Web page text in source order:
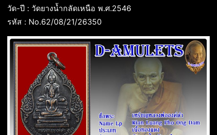
วัด-ปี : วัดยางน้ำกลัดเหนือ พ.ศ.2546
รหัส : No.62/08/21/26350